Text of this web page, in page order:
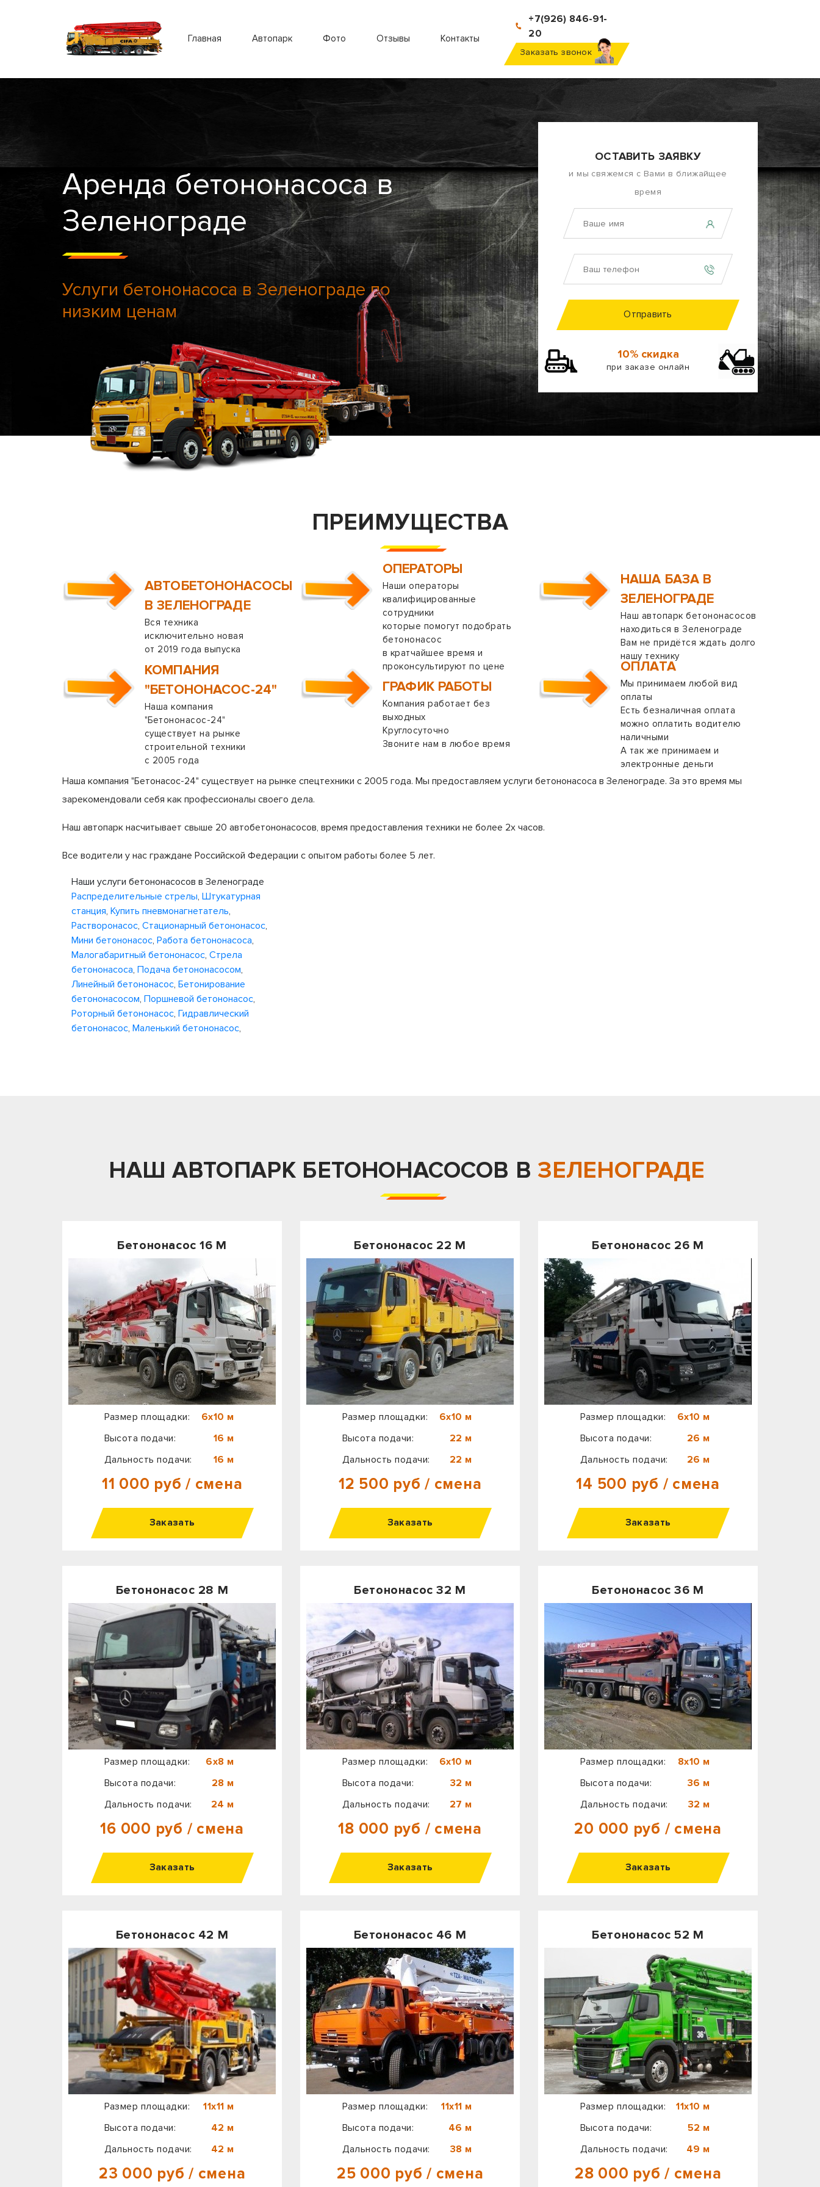
Главная Автопарк Фото Отзывы Контакты
+7(926) 846-91-
20
Заказать звонок
Аренда бетононасоса в
Зеленограде
Услуги бетононасоса в Зеленограде по
низким ценам
ОСТАВИТЬ ЗАЯВКУ
и мы свяжемся с Вами в ближайщее
время
Отправить
10% скидка
при заказе онлайн
ПРЕИМУЩЕСТВА
АВТОБЕТОНОНАСОСЫ
В ЗЕЛЕНОГРАДЕ
Вся техника
исключительно новая
от 2019 года выпуска
ОПЕРАТОРЫ
Наши операторы
квалифицированные
сотрудники
которые помогут подобрать
бетононасос
в кратчайшее время и
проконсультируют по цене
НАША БАЗА В
ЗЕЛЕНОГРАДЕ
Наш автопарк бетононасосов
находиться в Зеленограде
Вам не придётся ждать долго
нашу технику
КОМПАНИЯ
"БЕТОНОНАСОС-24"
Наша компания
"Бетононасос-24"
существует на рынке
строительной техники
с 2005 года
ГРАФИК РАБОТЫ
Компания работает без
выходных
Круглосуточно
Звоните нам в любое время
ОПЛАТА
Мы принимаем любой вид
оплаты
Есть безналичная оплата
можно оплатить водителю
наличными
А так же принимаем и
электронные деньги
Наша компания "Бетонасос-24" существует на рынке спецтехники с 2005 года. Мы предоставляем услуги бетононасоса в Зеленограде. За это время мы
зарекомендовали себя как профессионалы своего дела.
Наш автопарк насчитывает свыше 20 автобетононасосов, время предоставления техники не более 2х часов.
Все водители у нас граждане Российской Федерации с опытом работы более 5 лет.
Наши услуги бетононасосов в Зеленограде
Распределительные стрелы, Штукатурная
станция, Купить пневмонагнетатель,
Растворонасос, Стационарный бетононасос,
Мини бетононасос, Работа бетононасоса,
Малогабаритный бетононасос, Стрела
бетононасоса, Подача бетононасосом,
Линейный бетононасос, Бетонирование
бетононасосом, Поршневой бетононасос,
Роторный бетононасос, Гидравлический
бетононасос, Маленький бетононасос,
НАШ АВТОПАРК БЕТОНОНАСОСОВ В ЗЕЛЕНОГРАДЕ
Бетононасос 16 М
Размер площадки:
6х10 м
Высота подачи:
16 м
Дальность подачи:
16 м
11 000 руб / смена
Заказать
Бетононасос 22 М
Размер площадки:
6х10 м
Высота подачи:
22 м
Дальность подачи:
22 м
12 500 руб / смена
Заказать
Бетононасос 26 М
Размер площадки:
6х10 м
Высота подачи:
26 м
Дальность подачи:
26 м
14 500 руб / смена
Заказать
Бетононасос 28 М
Размер площадки:
6х8 м
Высота подачи:
28 м
Дальность подачи:
24 м
16 000 руб / смена
Заказать
Бетононасос 32 М
Размер площадки:
6х10 м
Высота подачи:
32 м
Дальность подачи:
27 м
18 000 руб / смена
Заказать
Бетононасос 36 М
Размер площадки:
8х10 м
Высота подачи:
36 м
Дальность подачи:
32 м
20 000 руб / смена
Заказать
Бетононасос 42 М
Размер площадки:
11х11 м
Высота подачи:
42 м
Дальность подачи:
42 м
23 000 руб / смена
Бетононасос 46 М
Размер площадки:
11х11 м
Высота подачи:
46 м
Дальность подачи:
38 м
25 000 руб / смена
Бетононасос 52 М
Размер площадки:
11х10 м
Высота подачи:
52 м
Дальность подачи:
49 м
28 000 руб / смена